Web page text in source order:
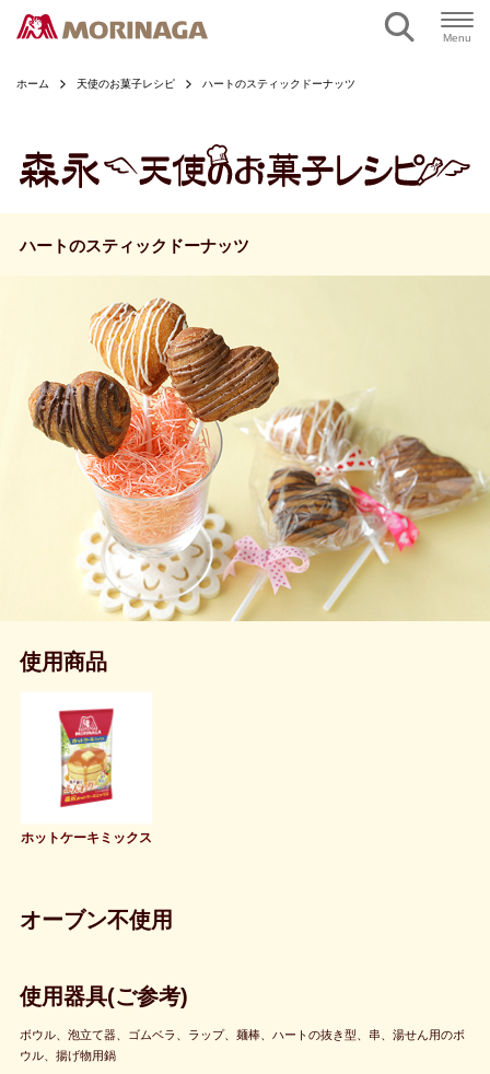
Menu
ホーム 天使のお菓子レシピ ハートのスティックドーナッツ
ハートのスティックドーナッツ
使用商品
ホットケーキミックス
オーブン不使用
使用器具(ご参考)
ボウル、泡立て器、ゴムベラ、ラップ、麺棒、ハートの抜き型、串、湯せん用のボ
ウル、揚げ物用鍋